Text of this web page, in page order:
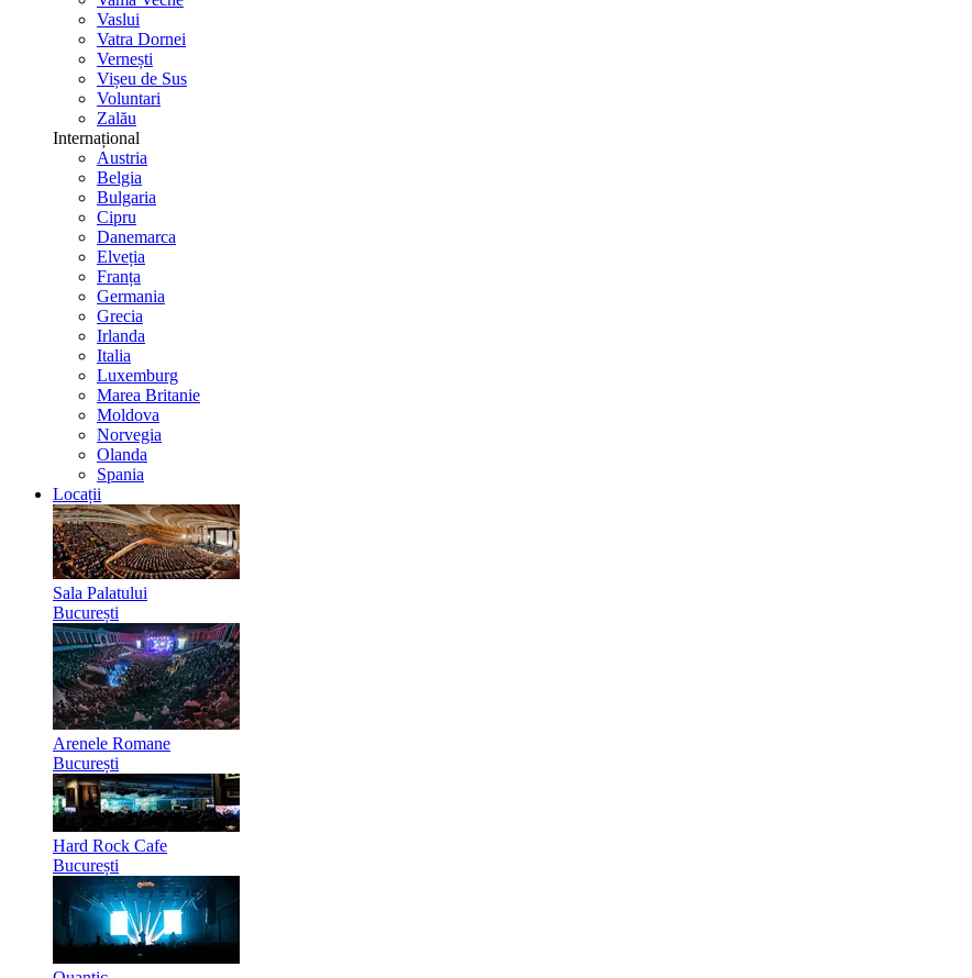
Vaslui
Vatra Dornei
Vernești
Vișeu de Sus
Voluntari
Zalău
Internațional
Austria
Belgia
Bulgaria
Cipru
Danemarca
Elveția
Franța
Germania
Grecia
Irlanda
Italia
Luxemburg
Marea Britanie
Moldova
Norvegia
Olanda
Spania
Locații
Sala Palatului
București
Arenele Romane
București
Hard Rock Cafe
București